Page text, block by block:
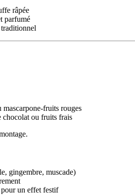
râpée
parfumé
mascarpone-fruits rouges
chocolat ou fruits frais
gingembre, muscade)
un effet festif